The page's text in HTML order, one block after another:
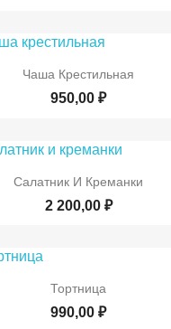
Чаша Крестильная
950,00 ₽
Салатник И Креманки
2 200,00 ₽
Тортница
990,00 ₽